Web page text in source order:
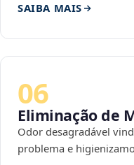
SAIBA MAIS
06
Eliminação de
Odor desagradável
problema e